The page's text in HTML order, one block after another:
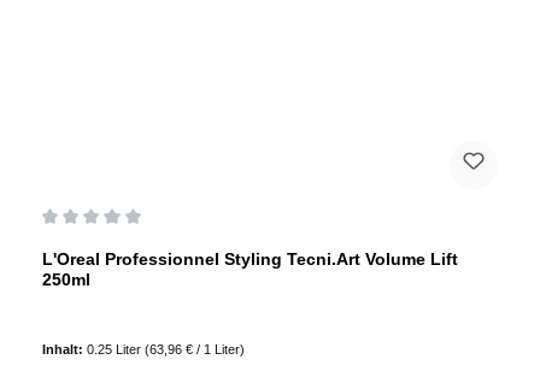
L'Oreal Professionnel Styling Tecni.Art Volume Lift
250ml
Inhalt: 0.25 Liter (63,96 € / 1 Liter)